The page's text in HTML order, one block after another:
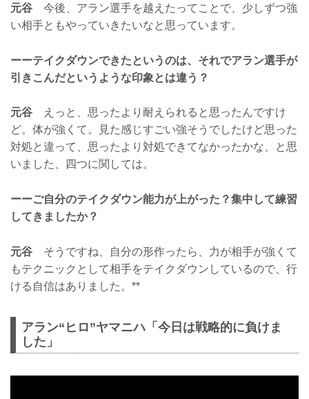
元谷 今後、アラン選手を越えたってことで、少しずつ強
い相手ともやっていきたいなと思っています。
ーーテイクダウンできたというのは、それでアラン選手が
引きこんだというような印象とは違う？
元谷 えっと、思ったより耐えられると思ったんですけ
ど。体が強くて。見た感じすごい強そうでしたけど思った
対処と違って、思ったより対処できてなかったかな、と思
いました、四つに関しては。
ーーご自分のテイクダウン能力が上がった？集中して練習
してきましたか？
元谷 そうですね、自分の形作ったら、力が相手が強くて
もテクニックとして相手をテイクダウンしているので、行
ける自信はありました。**
アラン“ヒロ”ヤマニハ「今日は戦略的に負けま
した」